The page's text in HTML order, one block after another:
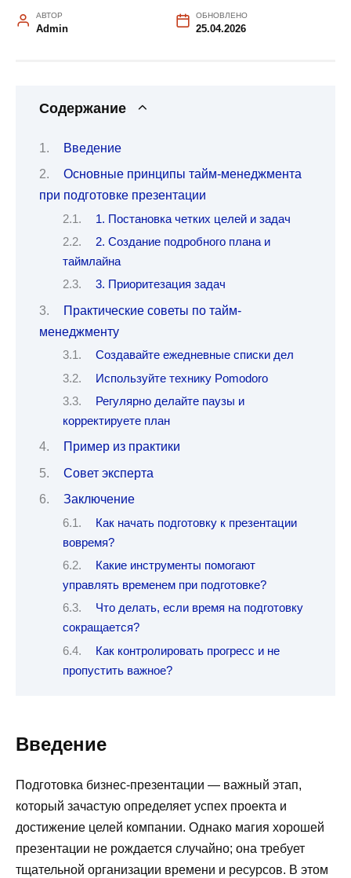
АВТОР
Admin
ОБНОВЛЕНО
25.04.2026
Содержание
Введение
Основные принципы тайм-менеджмента
при подготовке презентации
1. Постановка четких целей и задач
2. Создание подробного плана и
таймлайна
3. Приоритезация задач
Практические советы по тайм-
менеджменту
Создавайте ежедневные списки дел
Используйте технику Pomodoro
Регулярно делайте паузы и
корректируете план
Пример из практики
Совет эксперта
Заключение
Как начать подготовку к презентации
вовремя?
Какие инструменты помогают
управлять временем при подготовке?
Что делать, если время на подготовку
сокращается?
Как контролировать прогресс и не
пропустить важное?
Введение
Подготовка бизнес-презентации — важный этап,
который зачастую определяет успех проекта и
достижение целей компании. Однако магия хорошей
презентации не рождается случайно; она требует
тщательной организации времени и ресурсов. В этом